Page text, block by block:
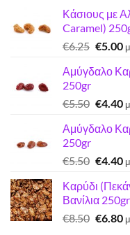
Κάσιους με
Caramel)
€6.25
was:
€5.00Η
Αμύγδαλο
250gr
€5.50
was:
€4.40Η
Αμύγδαλο
250gr
€5.50
was:
€5.50.
€4.40Η
Καρύδι
Βανίλια 250gr
€8.50 €6.80Η